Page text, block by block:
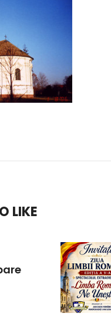
LIKE